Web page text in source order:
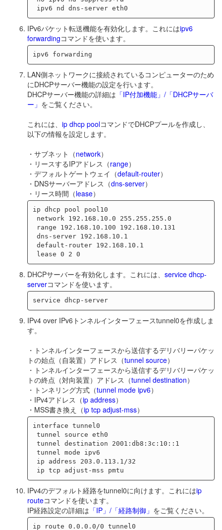
IPv6パケット転送機能を有効化します。これにはipv6
forwardingコマンドを使います。
LAN側ネットワークに接続されているコンピューターのため
にDHCPサーバー機能の設定を行います。
DHCPサーバー機能の詳細は 「IP付加機能」/「DHCPサーバ
ー」 をご覧ください。
これには、 ip dhcp poolコマンドでDHCPプールを作成し、
以下の情報を設定します。
・サブネット（network）
・リースするIPアドレス（range）
・デフォルトゲートウェイ（default-router）
・DNSサーバーアドレス（dns-server）
・リース時間（lease）
ip dhcp pool pool10
DHCPサーバーを有効化します。これには、 service dhcp-
serverコマンドを使います。
service dhcp-server
IPv4 over IPv6トンネルインターフェースtunnel0を作成しま
す。
・トンネルインターフェースから送信するデリバリーパケッ
トの始点（自装置）アドレス（tunnel source）
・トンネルインターフェースから送信するデリバリーパケッ
トの終点（対向装置）アドレス（tunnel destination）
・トンネリング方式（tunnel mode ipv6）
・IPv4アドレス（ip address）
・MSS書き換え（ip tcp adjust-mss）
interface tunnel0
IPv4のデフォルト経路をtunnel0に向けます。これにはip
routeコマンドを使います。
IP経路設定の詳細は 「IP」/「経路制御」 をご覧ください。